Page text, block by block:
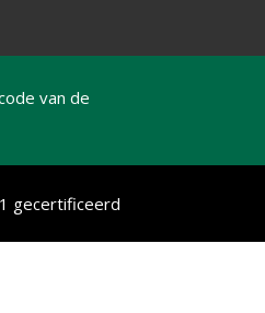
van de
gecertificeerd